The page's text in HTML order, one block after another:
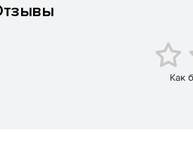
автоматически размещаются в
Добавлена автоматическая
типа отверстия. Проходки
Как